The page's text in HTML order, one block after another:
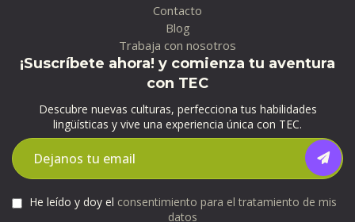
Contacto
Blog
Trabaja con nosotros
¡Suscríbete ahora! y comienza tu aventura
con TEC
Descubre nuevas culturas, perfecciona tus habilidades
lingüísticas y vive una experiencia única con TEC.
He leído y doy el consentimiento para el tratamiento de mis
datos